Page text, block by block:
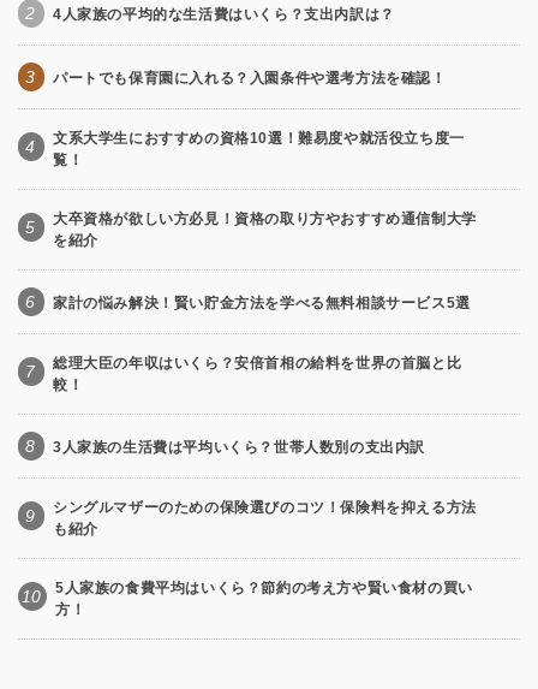
2 4人家族の平均的な生活費はいくら？支出内訳は？
3 パートでも保育園に入れる？入園条件や選考方法を確認！
4
文系大学生におすすめの資格10選！難易度や就活役立ち度一
覧！
5
大卒資格が欲しい方必見！資格の取り方やおすすめ通信制大学
を紹介
6 家計の悩み解決！賢い貯金方法を学べる無料相談サービス5選
7
総理大臣の年収はいくら？安倍首相の給料を世界の首脳と比
較！
8 3人家族の生活費は平均いくら？世帯人数別の支出内訳
9
シングルマザーのための保険選びのコツ！保険料を抑える方法
も紹介
10
5人家族の食費平均はいくら？節約の考え方や賢い食材の買い
方！